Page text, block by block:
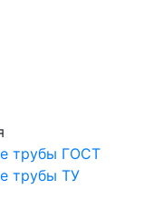
трубы ГОСТ
трубы ТУ